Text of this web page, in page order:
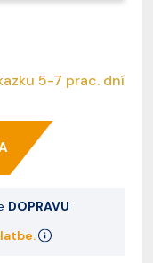
5-7 prac. dní
DOPRAVU